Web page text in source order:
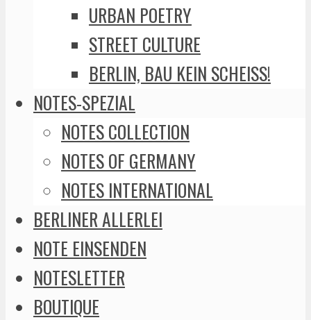
URBAN POETRY
STREET CULTURE
BERLIN, BAU KEIN SCHEISS!
NOTES-SPEZIAL
NOTES COLLECTION
NOTES OF GERMANY
NOTES INTERNATIONAL
BERLINER ALLERLEI
NOTE EINSENDEN
NOTESLETTER
BOUTIQUE